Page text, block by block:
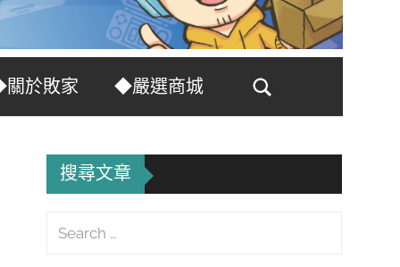
於敗家
◆嚴選商城
Search
搜尋文章
Search